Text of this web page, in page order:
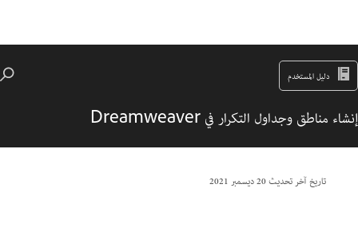
دليل المستخدم
إنشاء مناطق وجداول التكرار في Dreamweaver
تاريخ آخر تحديث20 ديسمبر 2021